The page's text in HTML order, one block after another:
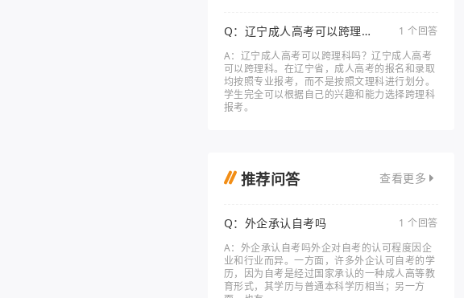
Q：辽宁成人高考可以跨理科
吗
1 个回答
A：辽宁成人高考可以跨理科吗？辽宁成人高考
可以跨理科。在辽宁省，成人高考的报名和录取
均按照专业报考，而不是按照文理科进行划分。
学生完全可以根据自己的兴趣和能力选择跨理科
报考。
推荐问答 查看更多
Q：外企承认自考吗
1 个回答
A：外企承认自考吗外企对自考的认可程度因企
业和行业而异。一方面，许多外企认可自考的学
历，因为自考是经过国家承认的一种成人高等教
育形式，其学历与普通本科学历相当；另一方